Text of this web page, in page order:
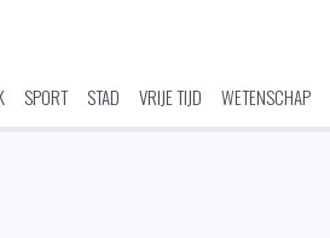
SPORT STAD VRIJE TIJD WETENSCHAP